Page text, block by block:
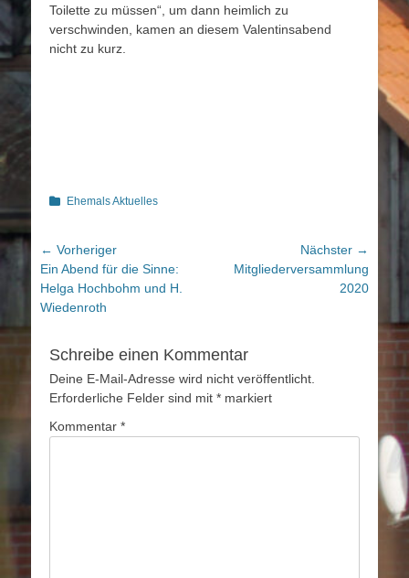
Toilette zu müssen“, um dann heimlich zu
verschwinden, kamen an diesem Valentinsabend
nicht zu kurz.
Kategorien
Ehemals Aktuelles
Beitragsnavigation
← Vorheriger
Vorheriger
Beitrag:
Ein Abend für die Sinne:
Helga Hochbohm und H.
Wiedenroth
Nächster →
NächsterMitgliederversammlung
2020
Schreibe einen Kommentar
Deine E-Mail-Adresse wird nicht veröffentlicht.
Erforderliche Felder sind mit * markiert
Kommentar *